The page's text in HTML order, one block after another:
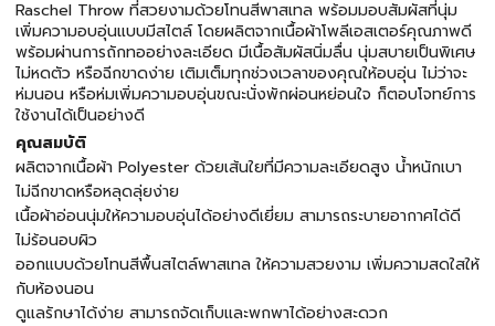
Raschel Throw ที่สวยงามด้วยโทนสีพาสเทล พร้อมมอบสัมผัสที่นุ่ม
เพิ่มความอบอุ่นแบบมีสไตล์ โดยผลิตจากเนื้อผ้าโพลีเอสเตอร์คุณภาพดี
พร้อมผ่านการถักทออย่างละเอียด มีเนื้อสัมผัสนิ่มลื่น นุ่มสบายเป็นพิเศษ
ไม่หดตัว หรือฉีกขาดง่าย เติมเต็มทุกช่วงเวลาของคุณให้อบอุ่น ไม่ว่าจะ
ห่มนอน หรือห่มเพิ่มความอบอุ่นขณะนั่งพักผ่อนหย่อนใจ ก็ตอบโจทย์การ
ใช้งานได้เป็นอย่างดี
คุณสมบัติ
ผลิตจากเนื้อผ้า Polyester ด้วยเส้นใยที่มีความละเอียดสูง น้ำหนักเบา
ไม่ฉีกขาดหรือหลุดลุ่ยง่าย
เนื้อผ้าอ่อนนุ่มให้ความอบอุ่นได้อย่างดีเยี่ยม สามารถระบายอากาศได้ดี
ไม่ร้อนอบผิว
ออกแบบด้วยโทนสีพื้นสไตล์พาสเทล ให้ความสวยงาม เพิ่มความสดใสให้
กับห้องนอน
ดูแลรักษาได้ง่าย สามารถจัดเก็บและพกพาได้อย่างสะดวก